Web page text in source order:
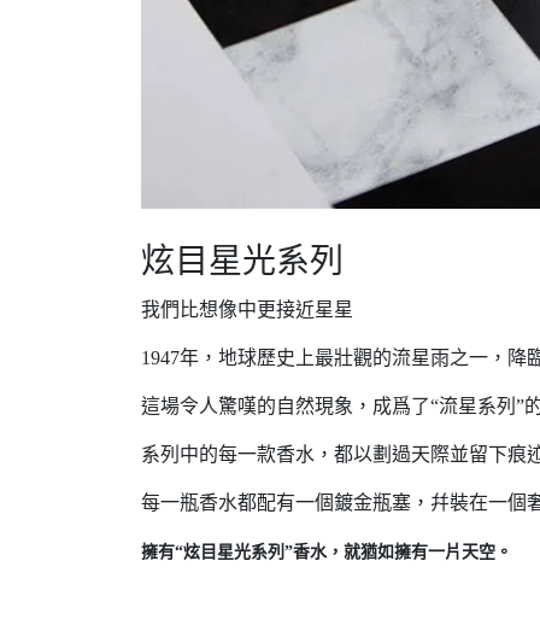
炫目星光系列
我們比想像中更接近星星
1947年，地球歷史上最壯觀的流星雨之一，
這場令人驚嘆的自然現象，成爲了“流星系列”
系列中的每一款香水，都以劃過天際並留下痕
每一瓶香水都配有一個鍍金瓶塞，幷裝在一個
擁有“炫目星光系列”香水，就猶如擁有一片天空。